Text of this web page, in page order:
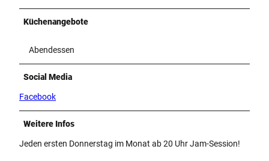
Küchenangebote
Abendessen
Social Media
Facebook
Weitere Infos
Jeden ersten Donnerstag im Monat ab 20 Uhr Jam-Session!